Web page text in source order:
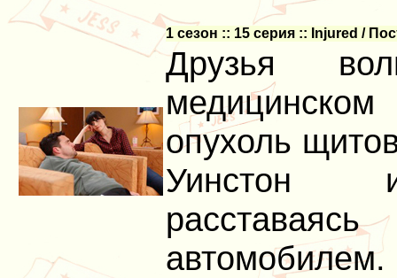
1 сезон :: 15 серия :: Injured /
Друзья
опухоль
Уинстон
автомобилем.